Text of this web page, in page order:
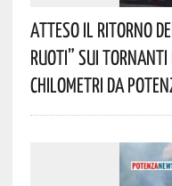
Atteso Il Ritorno
Ruoti” Sui Tornanti
Chilometri Da